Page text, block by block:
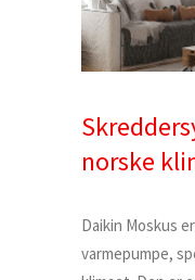
norske
Daikin Moskus
varmepumpe,